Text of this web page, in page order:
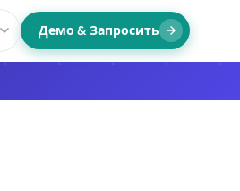
Демо & Запросить